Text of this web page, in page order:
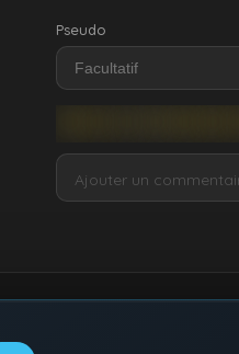
Pseudo